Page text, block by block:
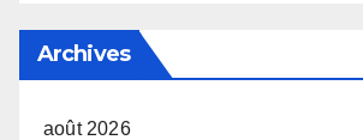
Archives
août 2026